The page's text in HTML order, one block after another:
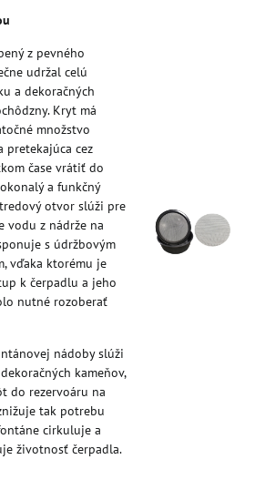
z pevného
udržal celú
a dekoračných
Kryt má
množstvo
pretekajúca cez
čase vrátiť do
a funkčný
otvor slúži pre
vodu z nádrže na
s údržbovým
vďaka ktorému je
k čerpadlu a jeho
nutné rozoberať
nádoby slúži
kameňov,
do rezervoáru na
tak potrebu
cirkuluje a
životnosť čerpadla.